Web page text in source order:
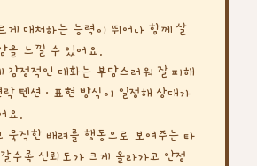
게 대처하는 능력이 뛰어나 함께 살
을 느낄 수 있어요.
감정적인 대화는 부담스러워 잘 피해
락 텐션·표현 방식이 일정해 상대가
요.
묵직한 배려를 행동으로 보여주는 타
수록 신뢰도가 크게 올라가고 안정